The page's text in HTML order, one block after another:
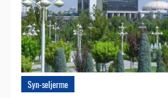
Syn-seljerme